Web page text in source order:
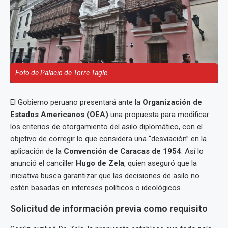
Foto de Palacio de Torre Tagle.
El Gobierno peruano presentará ante la Organización de
Estados Americanos (OEA) una propuesta para modificar
los criterios de otorgamiento del asilo diplomático, con el
objetivo de corregir lo que considera una “desviación” en la
aplicación de la Convención de Caracas de 1954. Así lo
anunció el canciller Hugo de Zela, quien aseguró que la
iniciativa busca garantizar que las decisiones de asilo no
estén basadas en intereses políticos o ideológicos.
Solicitud de información previa como requisito